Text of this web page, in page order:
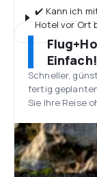
✔️ Kann ich
Hotel vor Ort
Einfach!
Schneller,
fertig
Sie Ihre Reise